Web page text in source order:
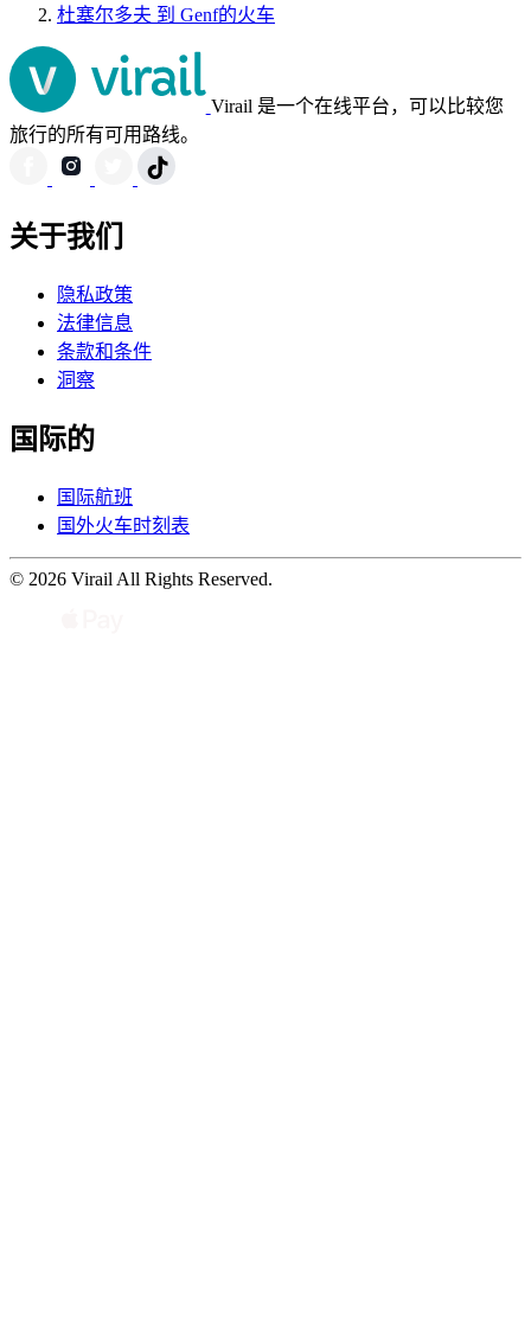
杜塞尔多夫 到 Genf的火车
Virail 是一个在线平台，可以比较您
旅行的所有可用路线。
关于我们
隐私政策
法律信息
条款和条件
洞察
国际的
国际航班
国外火车时刻表
© 2026 Virail All Rights Reserved.